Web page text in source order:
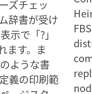
ズチェッ
辞書が受け
示で「?」
ます。ま
ような書
義の印刷範